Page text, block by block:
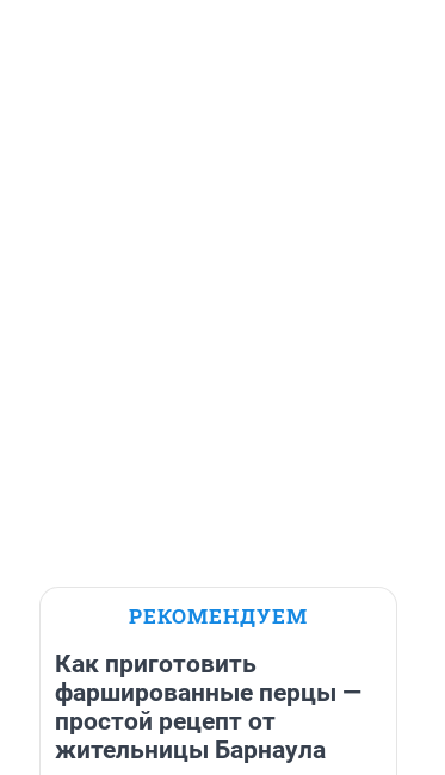
РЕКОМЕНДУЕМ
Как приготовить
фаршированные перцы —
простой рецепт от
жительницы Барнаула